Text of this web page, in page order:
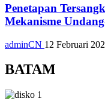
Penetapan
Mekanisme
adminCN 12 Februari
BATAM